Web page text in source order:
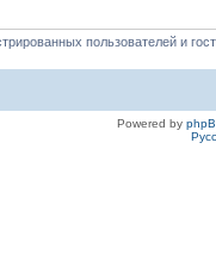
пользователей и
Powered by